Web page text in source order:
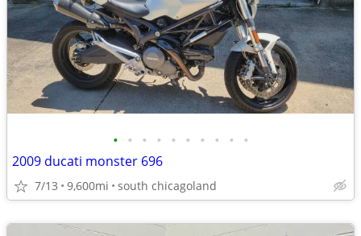
• • • • • • • • • •
2009 ducati monster 696
7/13 9,600mi south chicagoland